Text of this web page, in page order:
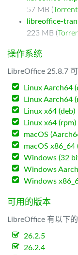
57 MB (
libreoffice-
223 MB (
操作系统
LibreOffice 25.8.7
Linux Aarch64
Linux Aarch64
Linux x64 (deb)
Linux x64 (rpm)
macOS
macOS
Windows (32
Windows
Windows
可用的版本
LibreOffice 有以下的
26.2.5
26.2.4